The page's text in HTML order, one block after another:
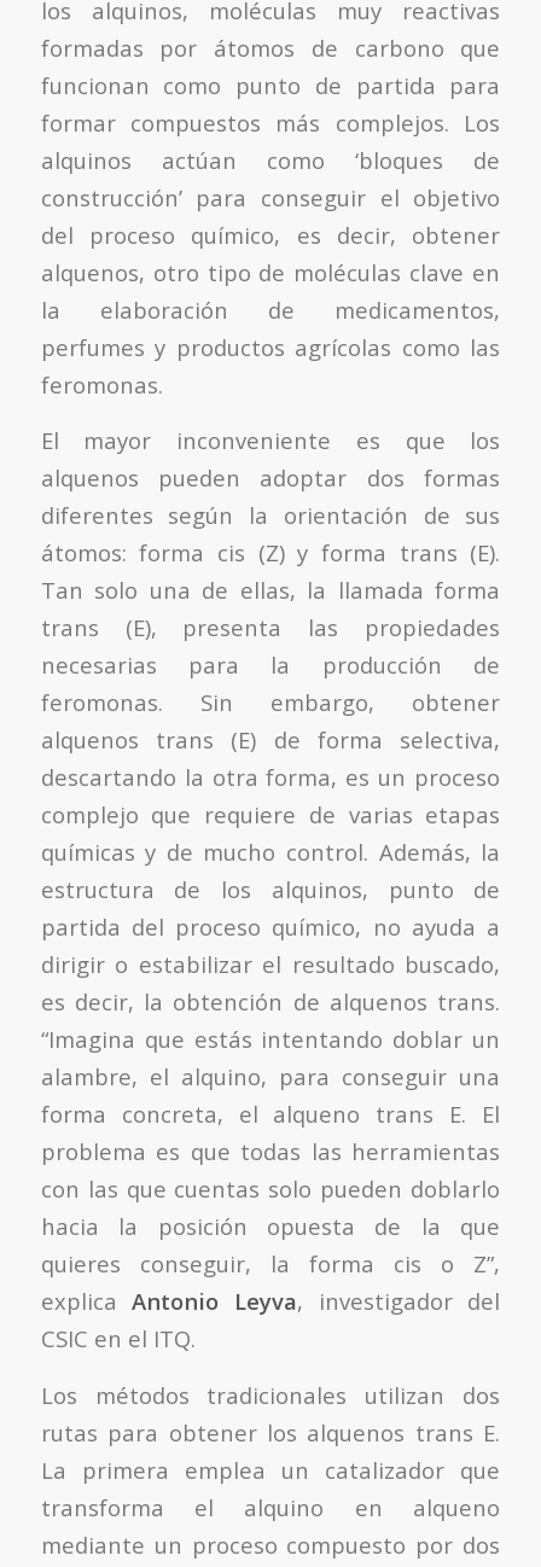
los alquinos, moléculas muy reactivas
formadas por átomos de carbono que
funcionan como punto de partida para
formar compuestos más complejos. Los
alquinos actúan como ‘bloques de
construcción’ para conseguir el objetivo
del proceso químico, es decir, obtener
alquenos, otro tipo de moléculas clave en
la elaboración de medicamentos,
perfumes y productos agrícolas como las
feromonas.
El mayor inconveniente es que los
alquenos pueden adoptar dos formas
diferentes según la orientación de sus
átomos: forma cis (Z) y forma trans (E).
Tan solo una de ellas, la llamada forma
trans (E), presenta las propiedades
necesarias para la producción de
feromonas. Sin embargo, obtener
alquenos trans (E) de forma selectiva,
descartando la otra forma, es un proceso
complejo que requiere de varias etapas
químicas y de mucho control. Además, la
estructura de los alquinos, punto de
partida del proceso químico, no ayuda a
dirigir o estabilizar el resultado buscado,
es decir, la obtención de alquenos trans.
“Imagina que estás intentando doblar un
alambre, el alquino, para conseguir una
forma concreta, el alqueno trans E. El
problema es que todas las herramientas
con las que cuentas solo pueden doblarlo
hacia la posición opuesta de la que
quieres conseguir, la forma cis o Z”,
explicaAntonio Leyva, investigador del
CSIC en el ITQ.
Los métodos tradicionales utilizan dos
rutas para obtener los alquenos trans E.
La primera emplea un catalizador que
transforma el alquino en alqueno
mediante un proceso compuesto por dos